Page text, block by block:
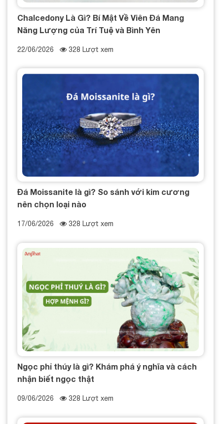
Chalcedony Là Gì? Bí Mật Về Viên Đá Mang
Năng Lượng của Trí Tuệ và Bình Yên
22/06/2026 328 Lượt xem
Đá Moissanite là gì? So sánh với kim cương
nên chọn loại nào
17/06/2026 328 Lượt xem
Ngọc phỉ thúy là gì? Khám phá ý nghĩa và cách
nhận biết ngọc thật
09/06/2026 328 Lượt xem